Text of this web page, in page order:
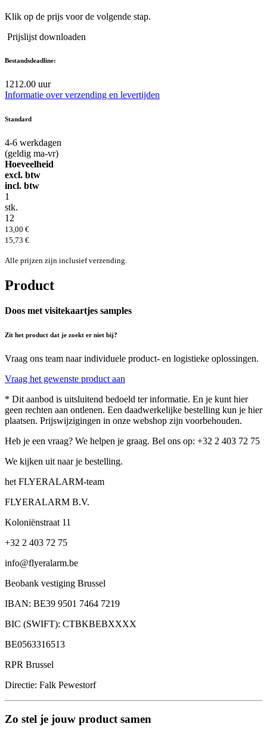
Klik op de prijs voor de volgende stap.
Prijslijst downloaden
Bestandsdeadline:
1212.00 uur
Informatie over verzending en levertijden
Standard
4-6 werkdagen
(geldig ma-vr)
Hoeveelheid
excl. btw
incl. btw
1
stk.
12
13,00 €
15,73 €
Alle prijzen zijn inclusief verzending.
Product
Doos met visitekaartjes samples
Zit het product dat je zoekt er niet bij?
Vraag ons team naar individuele product- en logistieke oplossingen.
Vraag het gewenste product aan
* Dit aanbod is uitsluitend bedoeld ter informatie. En je kunt hier
geen rechten aan ontlenen. Een daadwerkelijke bestelling kun je hier
plaatsen. Prijswijzigingen in onze webshop zijn voorbehouden.
Heb je een vraag? We helpen je graag. Bel ons op: +32 2 403 72 75
We kijken uit naar je bestelling.
het FLYERALARM-team
FLYERALARM B.V.
Koloniënstraat 11
+32 2 403 72 75
info@flyeralarm.be
Beobank vestiging Brussel
IBAN: BE39 9501 7464 7219
BIC (SWIFT): CTBKBEBXXXX
BE0563316513
RPR Brussel
Directie: Falk Pewestorf
Zo stel je jouw product samen